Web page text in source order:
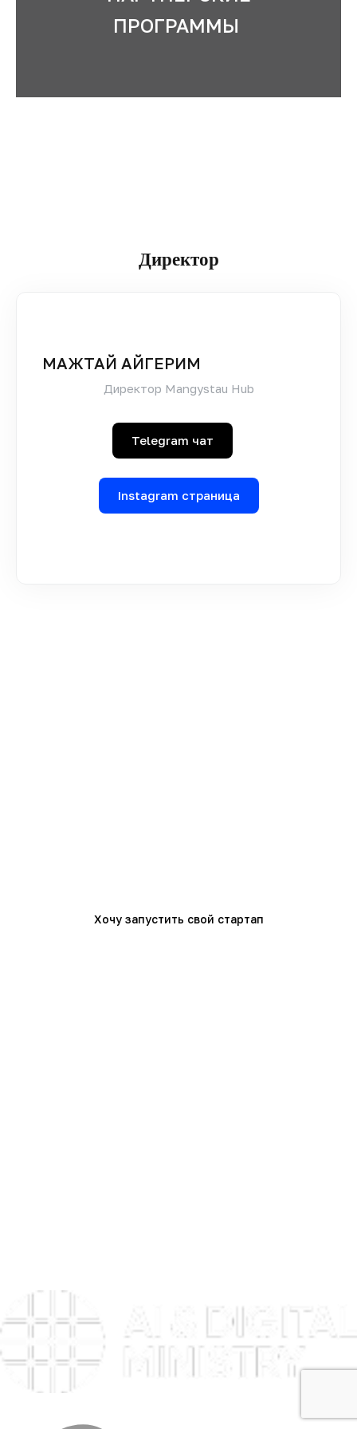
ПРОГРАММЫ
Директор
МАЖТАЙ АЙГЕРИМ
Директор Mangystau Hub
Telegram чат
Instagram страница
Хочу запустить свой стартап